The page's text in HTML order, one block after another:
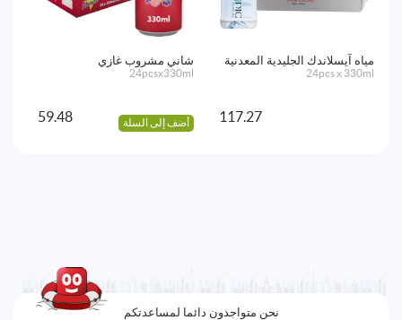
مياه آيسلاندك الجليدية المعدنية
24pcs x 330ml
117.27
شاني مشروب غازي
24pcsx330ml
أضف إلى السلة 59.48
نحن متواجدون دائما لمساعدتكم